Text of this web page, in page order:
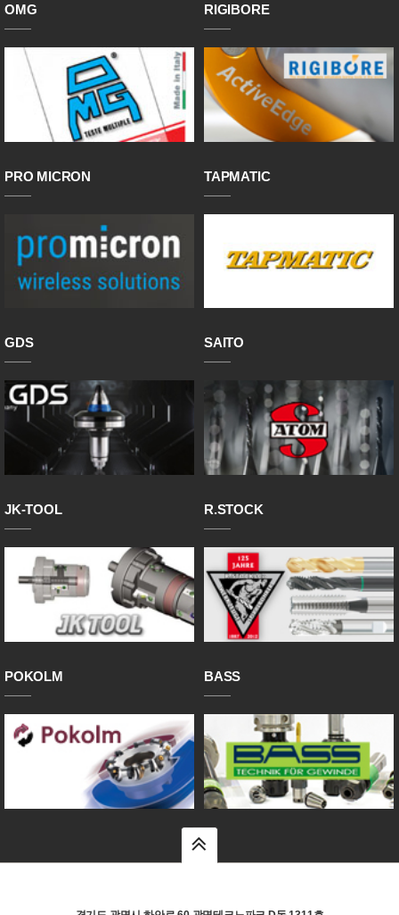
OMG RIGIBORE
PRO MICRON TAPMATIC
GDS SAITO
JK-TOOL R.STOCK
POKOLM BASS
top